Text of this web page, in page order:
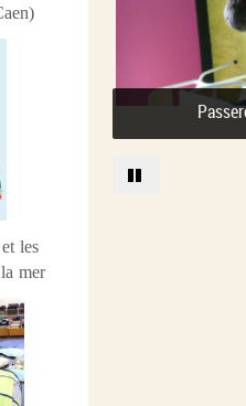
les
mer
Sensibilisation